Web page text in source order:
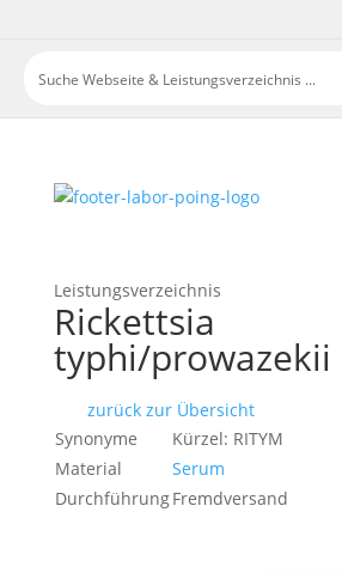
Leistungsverzeichnis
Rickettsia
typhi/prowazekii
zurück zur Übersicht
Synonyme
Kürzel: RITYM
Material
Serum
DurchführungFremdversand